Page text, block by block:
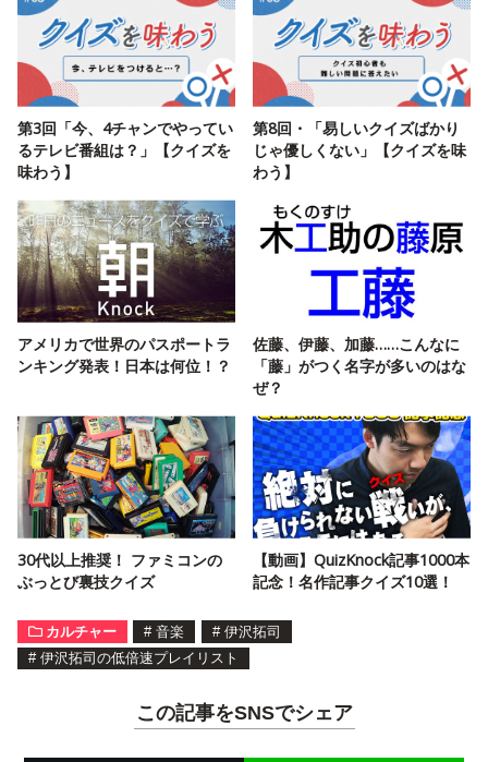
第3回「今、4チャンでやってい
るテレビ番組は？」【クイズを
味わう】
第8回・「易しいクイズばかり
じゃ優しくない」【クイズを味
わう】
アメリカで世界のパスポートラ
ンキング発表！日本は何位！？
佐藤、伊藤、加藤……こんなに
「藤」がつく名字が多いのはな
ぜ？
30代以上推奨！ ファミコンの
ぶっとび裏技クイズ
【動画】QuizKnock記事1000本
記念！名作記事クイズ10選！
カルチャー # 音楽 # 伊沢拓司
# 伊沢拓司の低倍速プレイリスト
この記事をSNSでシェア